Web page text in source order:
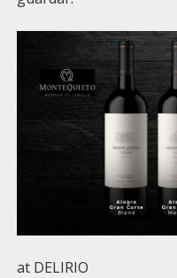
at DELIRIO